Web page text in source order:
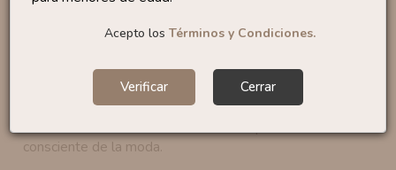
Acepto los Términos y Condiciones.
Verificar Cerrar
construcción superior. Fabricados con materiales de
primera calidad, estos dispositivos garantizan durabilidad
diario sin comprometer su rendimiento. Su diseño
ergonómico no solo los hace cómodos para llevar y usar
sino que también añade un toque de elegancia, lo que los
convierte en una declaración de estilo para el usuario
consciente de la moda.